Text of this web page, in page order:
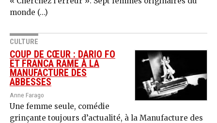
monde (…)
CULTURE
COUP DE CŒUR : DARIO FO
ET FRANCA RAME À LA
MANUFACTURE DES
ABBESSES
Anne Farago
Une femme seule, comédie
grinçante toujours d’actualité, à la Manufacture des